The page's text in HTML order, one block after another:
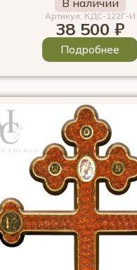
Артикул: КДС-122Г-И
38 500 ₽
Подробнее